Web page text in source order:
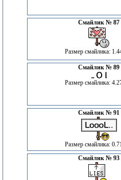
Смайлик № 87
Размер смайлика:
Смайлик № 89
Размер смайлика:
Смайлик № 91
Размер смайлика:
Смайлик № 93